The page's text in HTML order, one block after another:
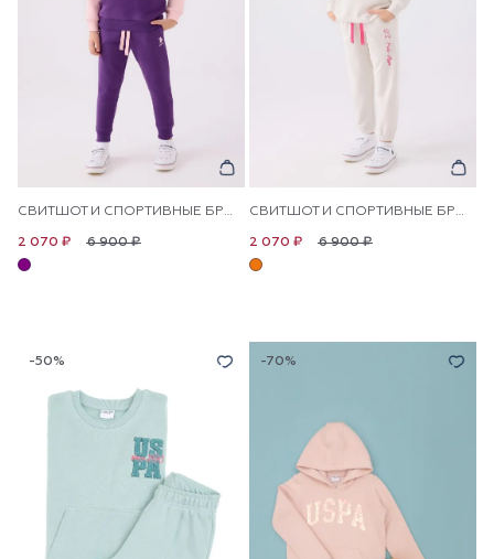
СВИТШОТ И СПОРТИВНЫЕ БРЮКИ ДЛЯ ДЕВОЧЕК
6 900 ₽
2 070 ₽
СВИТШОТ И СПОРТИВНЫЕ БРЮКИ ДЛЯ ДЕВОЧЕК
6 900 ₽
2 070 ₽
-50% -70%